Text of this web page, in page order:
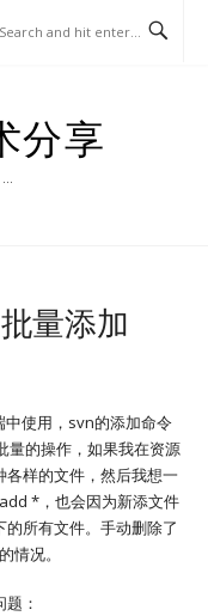
分享
量添加
使用，svn的添加命令
的操作，如果我在资源
样的文件，然后我想一
*，也会因为新添文件
所有文件。手动删除了
情况。
：